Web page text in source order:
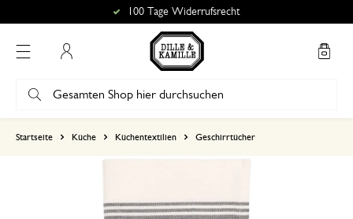
100 Tage Widerrufsrecht
Startseite Küche Küchentextilien Geschirrtücher